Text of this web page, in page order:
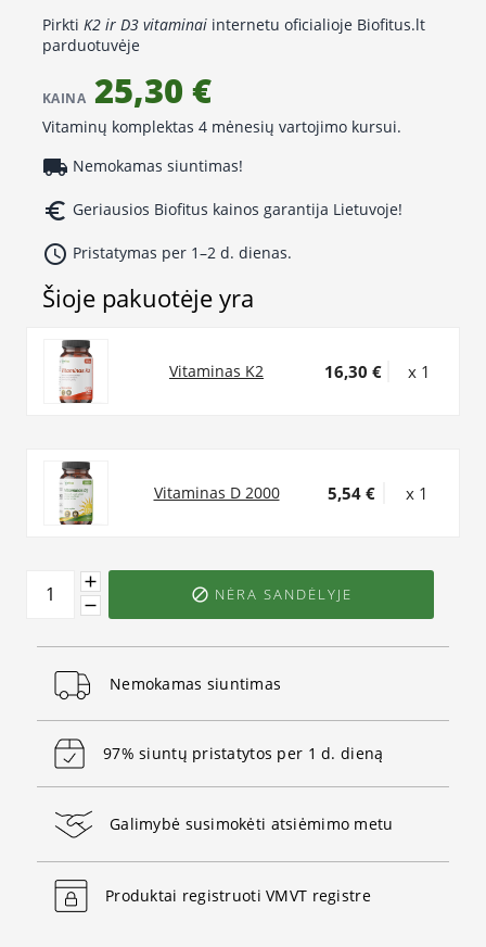
Pirkti K2 ir D3 vitaminai internetu oficialioje Biofitus.lt
parduotuvėje
KAINA 25,30 €
Vitaminų komplektas 4 mėnesių vartojimo kursui.
local_shipping Nemokamas siuntimas!
euro_symbol Geriausios Biofitus kainos garantija Lietuvoje!
access_time Pristatymas per 1–2 d. dienas.
Šioje pakuotėje yra
Vitaminas K2 16,30 € x 1
Vitaminas D 2000 5,54 € x 1
 NĖRA SANDĖLYJE
Nemokamas siuntimas
97% siuntų pristatytos per 1 d. dieną
Galimybė susimokėti atsiėmimo metu
Produktai registruoti VMVT registre